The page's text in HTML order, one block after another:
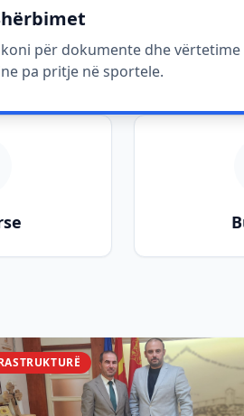
për dokumente dhe vërtetime
pa pritje në sportele.